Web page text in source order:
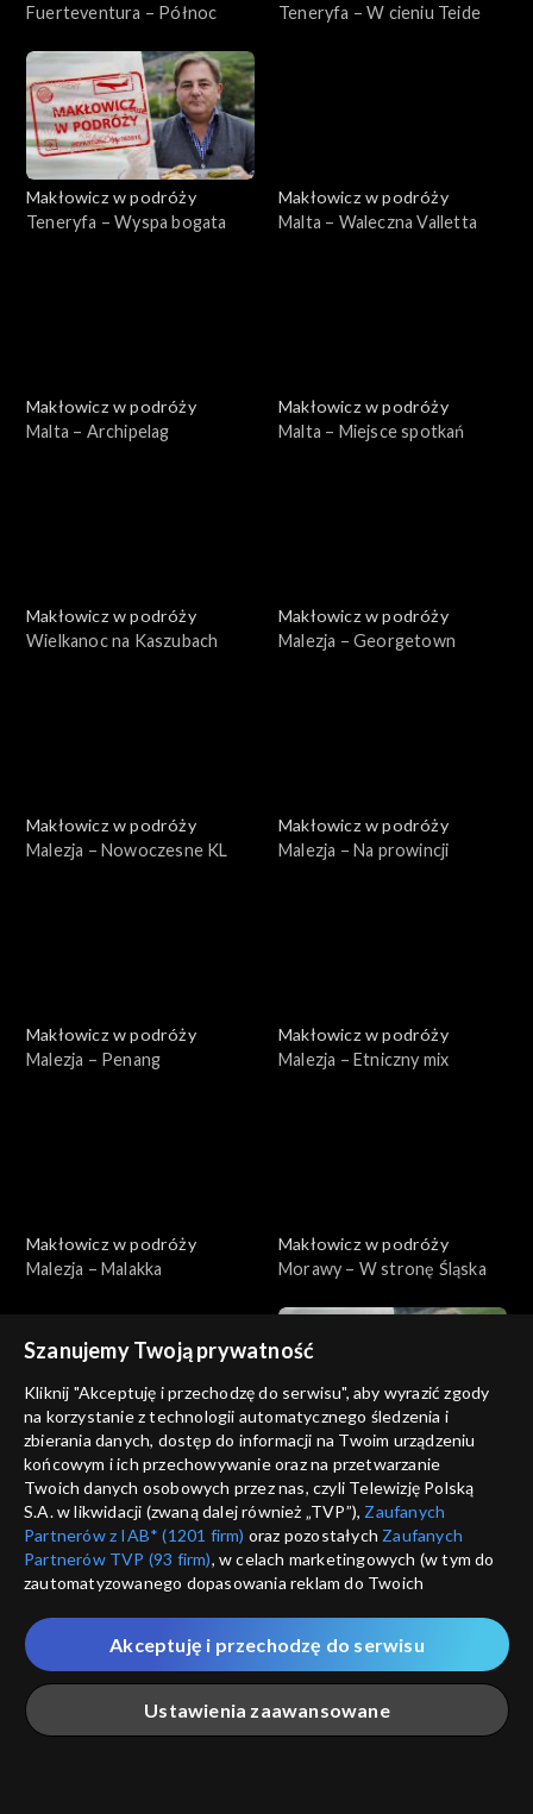
Fuerteventura – Północ
Teneryfa – W cieniu Teide
Makłowicz w podróży
Teneryfa – Wyspa bogata
Makłowicz w podróży
Malta – Waleczna Valletta
Makłowicz w podróży
Malta – Archipelag
Makłowicz w podróży
Malta – Miejsce spotkań
Makłowicz w podróży
Wielkanoc na Kaszubach
Makłowicz w podróży
Malezja – Georgetown
Makłowicz w podróży
Malezja – Nowoczesne KL
Makłowicz w podróży
Malezja – Na prowincji
Makłowicz w podróży
Malezja – Penang
Makłowicz w podróży
Malezja – Etniczny mix
Makłowicz w podróży
Malezja – Malakka
Makłowicz w podróży
Morawy – W stronę Śląska
Makłowicz w podróży
Morawy – Beskid i doliny
Makłowicz w podróży
Morawy – Na południu
Makłowicz w podróży
Morawy – Jak z obrazka
Makłowicz w podróży
Kanada – Montreal
Szanujemy Twoją prywatność
Kliknij "Akceptuję i przechodzę do serwisu", aby wyrazić zgody
na korzystanie z technologii automatycznego śledzenia i
zbierania danych, dostęp do informacji na Twoim urządzeniu
końcowym i ich przechowywanie oraz na przetwarzanie
Twoich danych osobowych przez nas, czyli Telewizję Polską
S.A. w likwidacji (zwaną dalej również „TVP”), Zaufanych
Partnerów z IAB* (1201 firm) oraz pozostałych Zaufanych
Partnerów TVP (93 firm), w celach marketingowych (w tym do
zautomatyzowanego dopasowania reklam do Twoich
które wskazujemy poniżej, a także zgody na udostępnianie
przez nas identyfikatora PPID do Google.
Twoje dane osobowe zbierane podczas odwiedzania przez
Ciebie naszych
poszczególnych serwisówzwanych dalej
„Portalem”, w tym informacje zapisywane za pomocą
Ustawienia zaawansowane
Akceptuję i przechodzę do serwisu